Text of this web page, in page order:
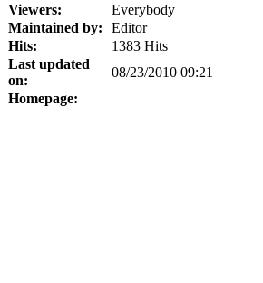
Viewers:
Everybody
Maintained by:
Editor
Hits:
1383 Hits
Last updated
on:
08/23/2010 09:21
Homepage: